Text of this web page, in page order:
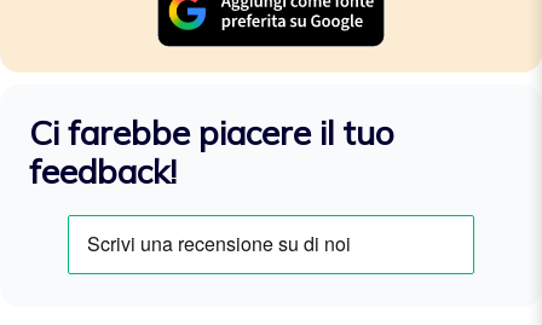
Ci farebbe piacere il tuo
feedback!